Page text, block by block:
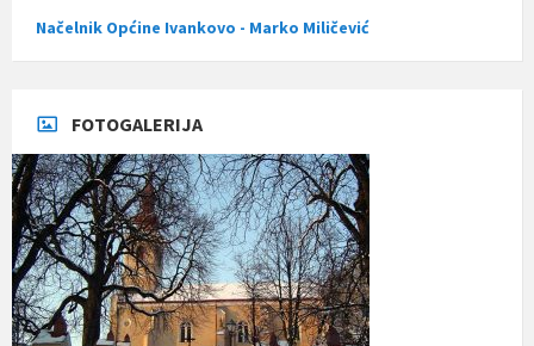
Načelnik Općine Ivankovo - Marko Miličević
FOTOGALERIJA